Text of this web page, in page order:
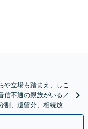
や立場も踏まえ、しこ
信不通の親族がいる／
割、遺留分、相続放
完全個室】